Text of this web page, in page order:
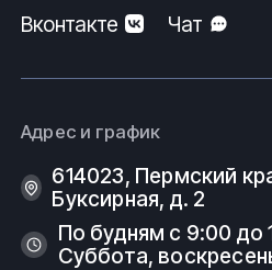
Вконтакте
Чат
Адрес и график
614023, Пермский
Буксирная, д. 2
По будням с 9:00 до
Суббота,